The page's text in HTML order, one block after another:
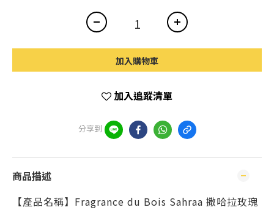
加入購物車
加入追蹤清單
分享到
商品描述
【產品名稱】Fragrance du Bois Sahraa 撒哈拉玫瑰